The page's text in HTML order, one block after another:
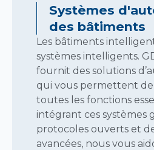
Systèmes
des bâtiments
Les bâtiments
systèmes intelligents.
fournit des solutions
qui vous permettent
toutes les fonctions
intégrant ces systèmes
protocoles ouverts et
avancées, nous vous